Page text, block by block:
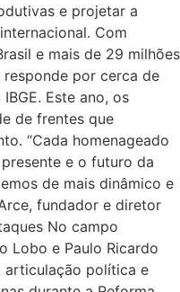
e projetar a
Com
e mais de 29 milhões
por cerca de
Este ano, os
de frentes que
“Cada homenageado
e o futuro da
de mais dinâmico e
fundador e diretor
No campo
Lobo e Paulo Ricardo
articulação política e